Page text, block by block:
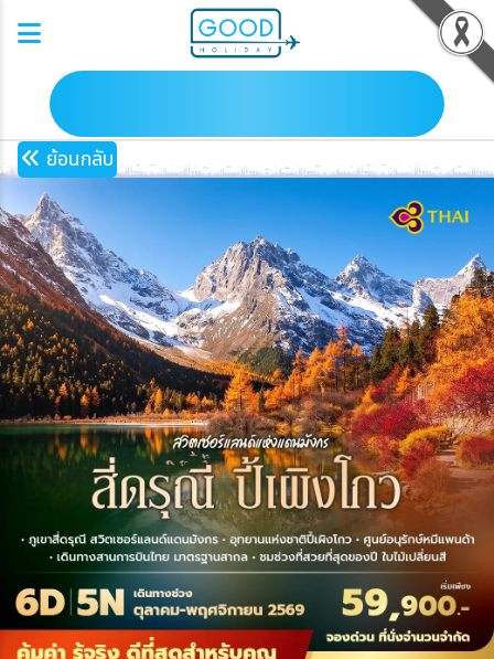
ย้อนกลับ